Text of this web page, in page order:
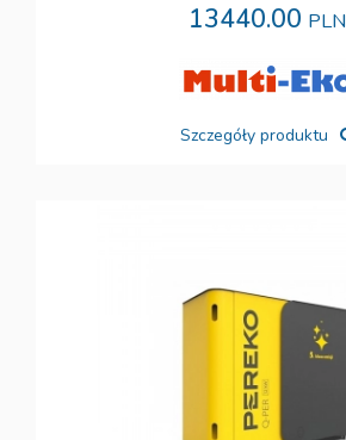
13440.00 PLN
Szczegóły produktu